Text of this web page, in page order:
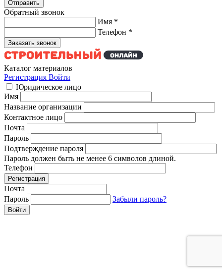
Обратный звонок
Имя *
Телефон *
Каталог материалов
Регистрация Войти
Юридическое лицо
Имя
Название организации
Контактное лицо
Почта
Пароль
Подтверждение пароля
Пароль должен быть не менее 6 символов длиной.
Телефон
Почта
Пароль
Забыли пароль?